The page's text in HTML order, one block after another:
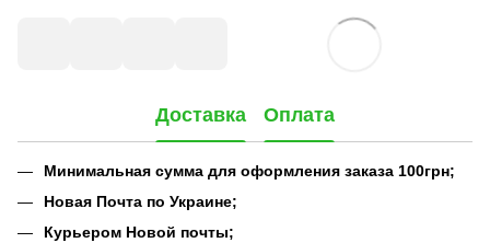
Доставка Оплата
Минимальная сумма для оформления заказа 100грн;
Новая Почта по Украине;
Курьером Новой почты;